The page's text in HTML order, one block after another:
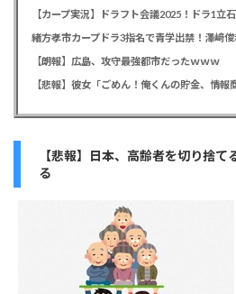
【カープ実況】ドラフト会議2025！ドラ1立
【朗報】広島、攻守最強都市だったｗｗｗ
【悲報】日本、高齢者を切り捨
る